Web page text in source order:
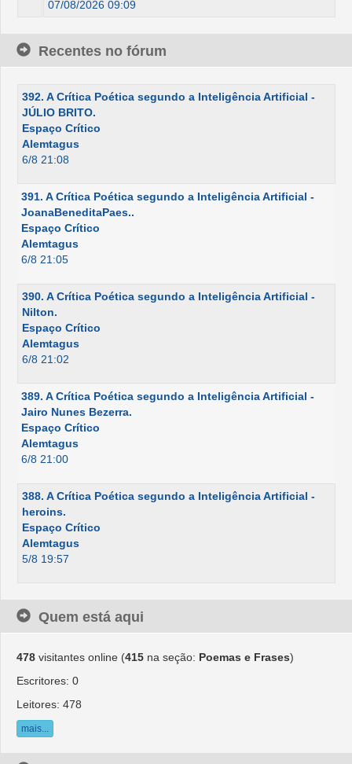
07/08/2026 09:09
Recentes no fórum
392. A Crítica Poética segundo a Inteligência Artificial -
JÚLIO BRITO.
Espaço Crítico
Alemtagus
6/8 21:08
391. A Crítica Poética segundo a Inteligência Artificial -
JoanaBeneditaPaes..
Espaço Crítico
Alemtagus
6/8 21:05
390. A Crítica Poética segundo a Inteligência Artificial -
Nilton.
Espaço Crítico
Alemtagus
6/8 21:02
389. A Crítica Poética segundo a Inteligência Artificial -
Jairo Nunes Bezerra.
Espaço Crítico
Alemtagus
6/8 21:00
388. A Crítica Poética segundo a Inteligência Artificial -
heroins.
Espaço Crítico
Alemtagus
5/8 19:57
Quem está aqui
478 visitantes online (415 na seção: Poemas e Frases)
Escritores: 0
Leitores: 478
mais...